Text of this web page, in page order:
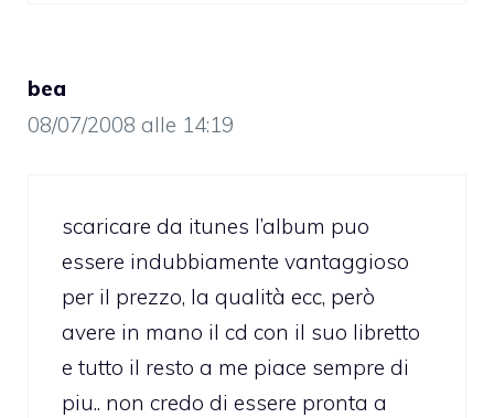
bea
08/07/2008 alle 14:19
scaricare da itunes l’album puo
essere indubbiamente vantaggioso
per il prezzo, la qualità ecc, però
avere in mano il cd con il suo libretto
e tutto il resto a me piace sempre di
piu.. non credo di essere pronta a